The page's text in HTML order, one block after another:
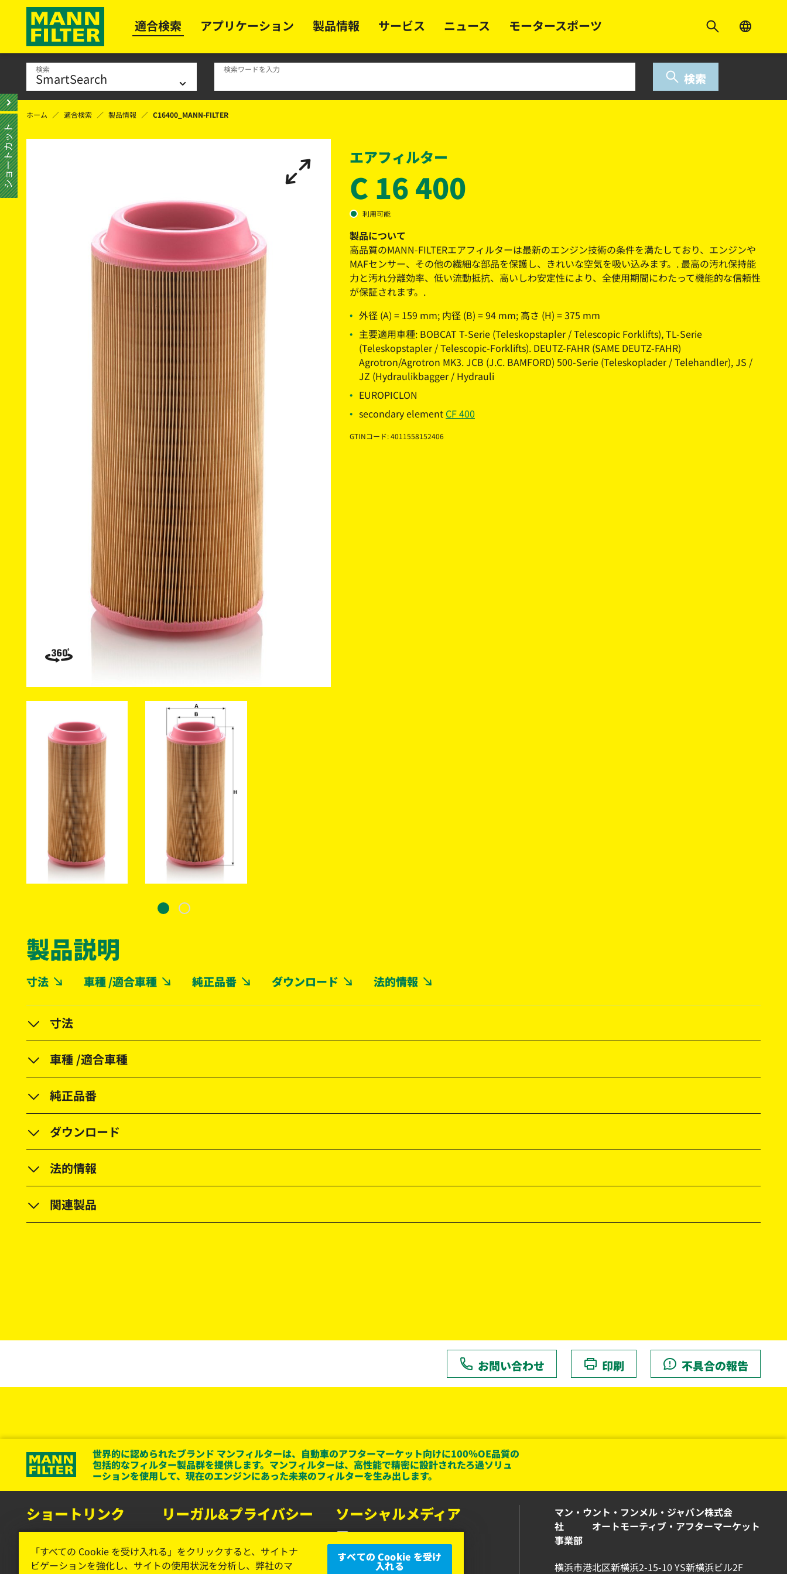
適合検索 アプリケーション 製品情報 サービス ニュース モータースポーツ
検索 検索ワードを入力
検索
ホーム 適合検索 製品情報 C16400_MANN-FILTER
エアフィルター
C 16 400
利用可能
製品について
高品質のMANN-FILTERエアフィルターは最新のエンジン技術の条件を満たしており、エンジンや
MAFセンサー、その他の繊細な部品を保護し、きれいな空気を吸い込みます。. 最高の汚れ保持能
力と汚れ分離効率、低い流動抵抗、高いしわ安定性により、全使用期間にわたって機能的な信頼性
が保証されます。.
外径 (A) = 159 mm; 内径 (B) = 94 mm; 高さ (H) = 375 mm
主要適用車種: BOBCAT T-Serie (Teleskopstapler / Telescopic Forklifts), TL-Serie
(Teleskopstapler / Telescopic-Forklifts). DEUTZ-FAHR (SAME DEUTZ-FAHR)
Agrotron/Agrotron MK3. JCB (J.C. BAMFORD) 500-Serie (Teleskoplader / Telehandler), JS /
JZ (Hydraulikbagger / Hydrauli
EUROPICLON
secondary element CF 400
GTINコード: 4011558152406
製品説明
寸法 車種 /適合車種 純正品番 ダウンロード 法的情報
寸法
車種 /適合車種
純正品番
ダウンロード
法的情報
関連製品
お問い合わせ 印刷 不具合の報告
ショートカット
世界的に認められたブランド マンフィルターは、自動車のアフターマーケット向けに100％OE品質の
包括的なフィルター製品群を提供します。マンフィルターは、高性能で精密に設計されたろ過ソリュ
ーションを使用して、現在のエンジンにあった未来のフィルターを生み出します。
ショートリンク
お問い合わせ
リーガル&プライバシー
リーガルノーティス
ソーシャルメディア
Instagram
マン・ウント・フンメル・ジャパン株式会
社 オートモーティブ・アフターマーケット
事業部
横浜市港北区新横浜2-15-10 YS新横浜ビル2F
「すべての Cookie を受け入れる」をクリックすると、サイトナ
ビゲーションを強化し、サイトの使用状況を分析し、弊社のマ
すべての Cookie を受け
入れる